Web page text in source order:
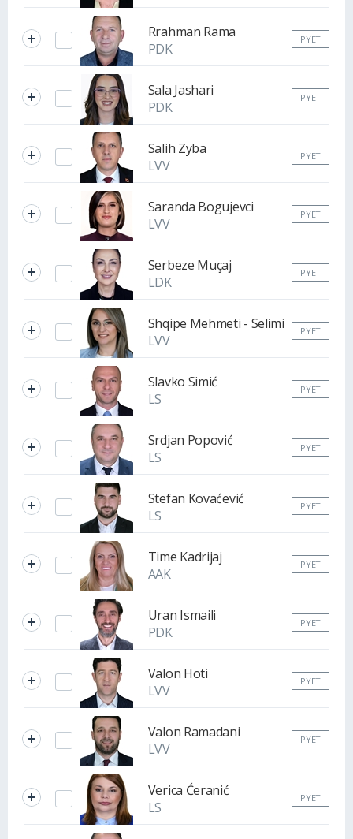
Rrahman Rama
PDK
PYET
Sala Jashari
PDK
PYET
Salih Zyba
LVV
PYET
Saranda Bogujevci
LVV
PYET
Serbeze Muçaj
LDK
PYET
Shqipe Mehmeti - Selimi
LVV
PYET
Slavko Simić
LS
PYET
Srdjan Popović
LS
PYET
Stefan Kovaćević
LS
PYET
Time Kadrijaj
AAK
PYET
Uran Ismaili
PDK
PYET
Valon Hoti
LVV
PYET
Valon Ramadani
LVV
PYET
Verica Ćeranić
LS
PYET